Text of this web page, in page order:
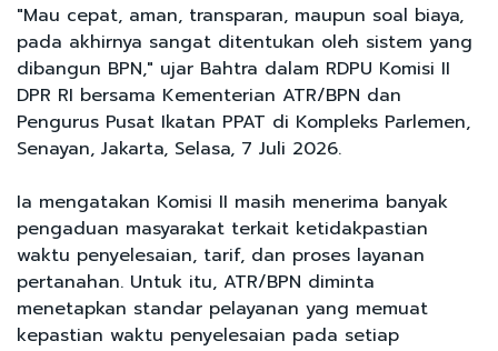
"Mau cepat, aman, transparan, maupun soal biaya,
pada akhirnya sangat ditentukan oleh sistem yang
dibangun BPN," ujar Bahtra dalam RDPU Komisi II
DPR RI bersama Kementerian ATR/BPN dan
Pengurus Pusat Ikatan PPAT di Kompleks Parlemen,
Senayan, Jakarta, Selasa, 7 Juli 2026.
Ia mengatakan Komisi II masih menerima banyak
pengaduan masyarakat terkait ketidakpastian
waktu penyelesaian, tarif, dan proses layanan
pertanahan. Untuk itu, ATR/BPN diminta
menetapkan standar pelayanan yang memuat
kepastian waktu penyelesaian pada setiap